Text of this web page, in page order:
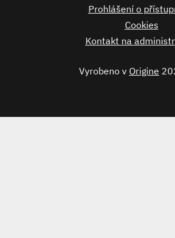
Prohlášení o
Cookies
Kontakt na
Vyrobeno v Origine